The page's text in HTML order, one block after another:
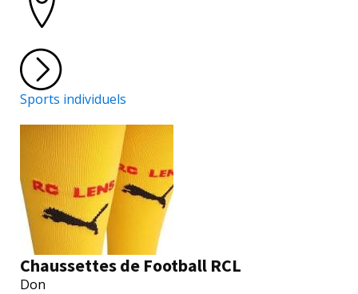
Sports individuels
Chaussettes de Football RCL
Don